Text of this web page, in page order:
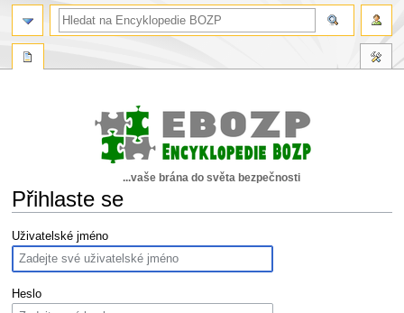
...vaše brána do světa bezpečnosti
Přihlaste se
Skočit
na
navigaci
Skočit
na
vyhledávání
Uživatelské jméno
Heslo